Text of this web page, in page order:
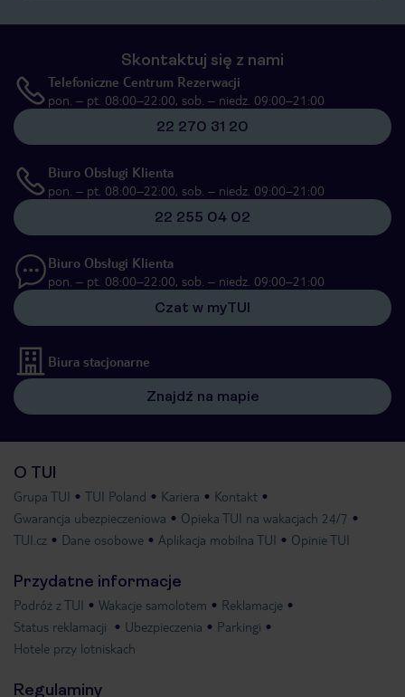
Skontaktuj się z nami
Telefoniczne Centrum Rezerwacji
pon. – pt. 08:00–22:00, sob. – niedz. 09:00–21:00
22 270 31 20
Biuro Obsługi Klienta
pon. – pt. 08:00–22:00, sob. – niedz. 09:00–21:00
22 255 04 02
Biuro Obsługi Klienta
pon. – pt. 08:00–22:00, sob. – niedz. 09:00–21:00
Czat w myTUI
Biura stacjonarne
Znajdź na mapie
O TUI
Grupa TUI TUI Poland Kariera
Kontakt
Gwarancja ubezpieczeniowa
Opieka TUI na wakacjach 24/7
TUI.cz
Dane osobowe Aplikacja mobilna TUI Opinie TUI
Przydatne informacje
Podróż z TUI Wakacje samolotem
Reklamacje
Status reklamacji
Ubezpieczenia
Parkingi
Hotele przy lotniskach
Regulaminy